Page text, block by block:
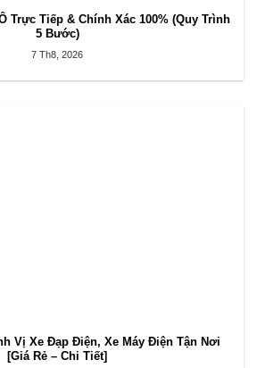
Trực Tiếp & Chính Xác 100% (Quy Trình
5 Bước)
7 Th8, 2026
Vị Xe Đạp Điện, Xe Máy Điện Tận Nơi
[Giá Rẻ – Chi Tiết]